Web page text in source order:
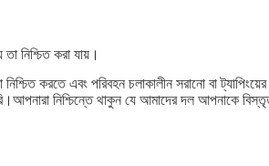
নিশ্চিত করা যায়।
করতে এবং পরিবহন চলাকালীন সরানো বা
নিশ্চিন্তে থাকুন যে আমাদের দল আপনাকে বিস্তৃত